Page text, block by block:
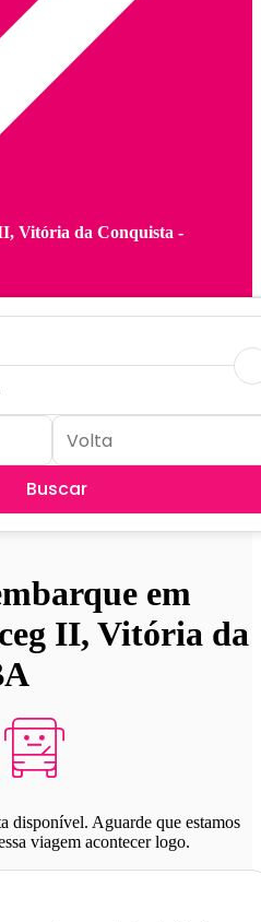
Vitória da Conquista -
Buscar
em
II, Vitória da
disponível. Aguarde que estamos
viagem acontecer logo.